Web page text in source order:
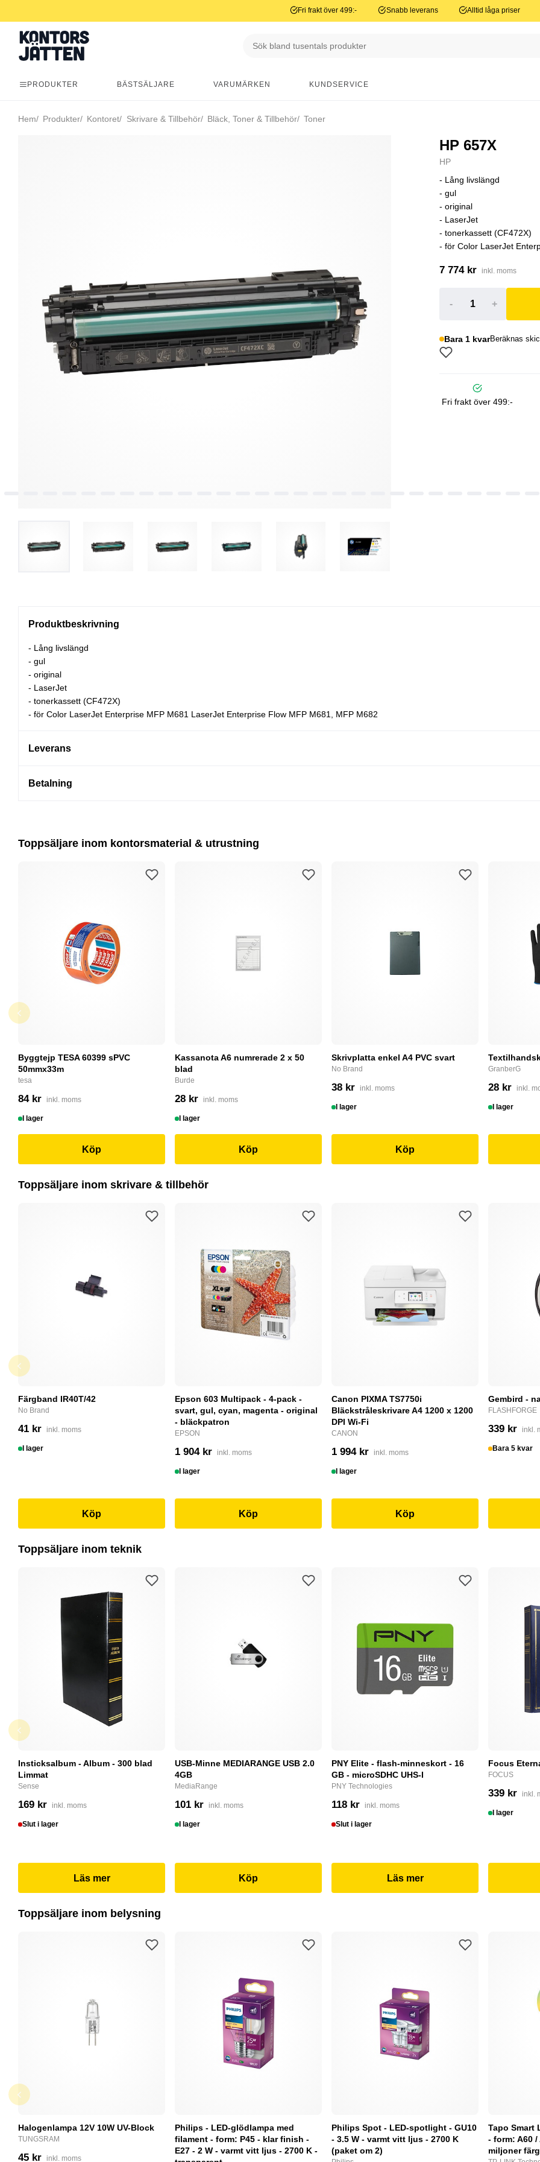
Fri frakt över 499:- Snabb leverans Alltid låga priser
PRODUKTER BÄSTSÄLJARE VARUMÄRKEN KUNDSERVICE
Hem Produkter Kontoret Skrivare & Tillbehör Bläck, Toner & Tillbehör Toner
HP 657X
HP
- Lång livslängd
- gul
- original
- LaserJet
- tonerkassett (CF472X)
- för Color LaserJet
7 774 kr inkl. moms
- +
Bara 1 kvarBeräknas
Fri frakt över 499:-
Produktbeskrivning
- Lång livslängd
- gul
- original
- LaserJet
- tonerkassett (CF472X)
- för Color LaserJet Enterprise MFP M681 LaserJet Enterprise Flow MFP M681, MFP M682
Leverans
Betalning
Toppsäljare inom kontorsmaterial & utrustning
Byggtejp TESA 60399 sPVC
50mmx33m
tesa
84 kr inkl. moms
I lager
Köp
Kassanota A6 numrerade 2 x 50
blad
Burde
28 kr inkl. moms
I lager
Köp
Skrivplatta enkel A4 PVC svart
No Brand
38 kr inkl. moms
I lager
Köp
GranberG
28 kr inkl.
I lager
Toppsäljare inom skrivare & tillbehör
Färgband IR40T/42
No Brand
41 kr inkl. moms
I lager
Köp
Epson 603 Multipack - 4-pack -
svart, gul, cyan, magenta - original
- bläckpatron
EPSON
1 904 kr inkl. moms
I lager
Köp
Canon PIXMA TS7750i
Bläckstråleskrivare A4 1200 x 1200
DPI Wi-Fi
CANON
1 994 kr inkl. moms
I lager
Köp
Gembird -
FLASHFORGE
339 kr inkl.
Bara 5 kvar
Toppsäljare inom teknik
Insticksalbum - Album - 300 blad
Limmat
Sense
169 kr inkl. moms
Slut i lager
Läs mer
USB-Minne MEDIARANGE USB 2.0
4GB
MediaRange
101 kr inkl. moms
I lager
Köp
PNY Elite - flash-minneskort - 16
GB - microSDHC UHS-I
PNY Technologies
118 kr inkl. moms
Slut i lager
Läs mer
Focus
FOCUS
339 kr inkl.
I lager
Toppsäljare inom belysning
Halogenlampa 12V 10W UV-Block
TUNGSRAM
45 kr inkl. moms
Philips - LED-glödlampa med
filament - form: P45 - klar finish -
E27 - 2 W - varmt vitt ljus - 2700 K -
Philips Spot - LED-spotlight - GU10
- 3.5 W - varmt vitt ljus - 2700 K
(paket om 2)
Tapo Smart
- form: A60 /
miljoner